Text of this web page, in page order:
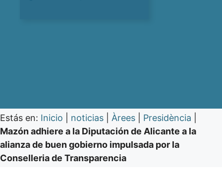
Estás en: Inicio noticias Àrees Presidència
Mazón adhiere a la Diputación de Alicante a la
alianza de buen gobierno impulsada por la
Conselleria de Transparencia